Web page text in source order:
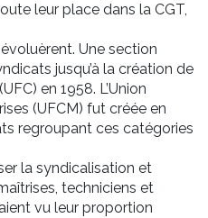
leur place dans la CGT,
Une section
jusqu’à la création de
en 1958. L’Union
(UFCM) fut créée en
regroupant ces catégories
la syndicalisation et
techniciens et
vu leur proportion